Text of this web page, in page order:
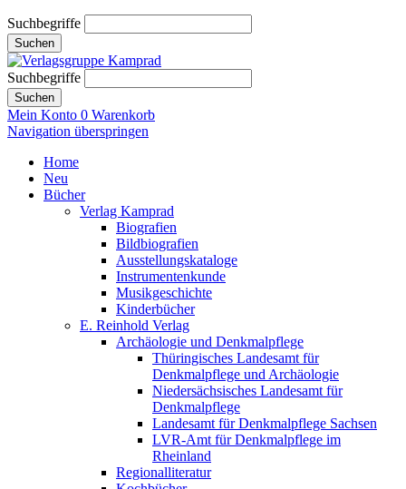
Suchbegriffe
Suchen
Suchbegriffe
Suchen
Mein Konto 0 Warenkorb
Navigation überspringen
Home
Neu
Bücher
Verlag Kamprad
Biografien
Bildbiografien
Ausstellungskataloge
Instrumentenkunde
Musikgeschichte
Kinderbücher
E. Reinhold Verlag
Archäologie und Denkmalpflege
Thüringisches Landesamt für
Denkmalpflege und Archäologie
Niedersächsisches Landesamt für
Denkmalpflege
Landesamt für Denkmalpflege Sachsen
LVR-Amt für Denkmalpflege im
Rheinland
Regionalliteratur